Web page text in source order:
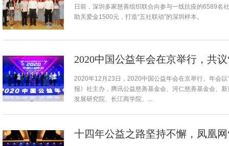
日前，深圳多家慈善组织联合向参与一线抗疫的6589名
助关爱金1500元，打造“五社联动”的深圳样本。
2020中国公益年会在京举行，共
2020年12月23日，2020中国公益年会在京举行。年会以
报》社主办，腾讯公益慈善基金会、河仁慈善基金会、
发展研究院、长江商学院、...
十四年公益之路坚持不懈，凤凰